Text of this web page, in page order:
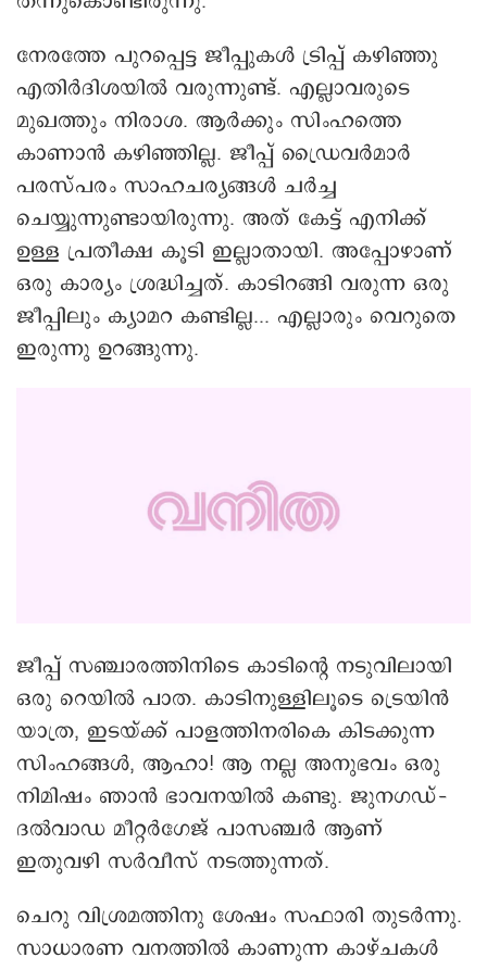
നേരത്തേ പുറപ്പെട്ട ജീപ്പുകൾ ട്രിപ്പ്‌ കഴിഞ്ഞു
എതിർദിശയിൽ വരുന്നുണ്ട്. എല്ലാവരുടെ
മുഖത്തും നിരാശ. ആർക്കും സിംഹത്തെ
കാണാൻ കഴിഞ്ഞില്ല. ജീപ്പ് ഡ്രൈവർമാർ
പരസ്പരം സാഹചര്യങ്ങൾ ചർച്ച
ചെയ്യുന്നുണ്ടായിരുന്നു. അത് കേട്ട് എനിക്ക്
ഉള്ള പ്രതീക്ഷ കൂടി ഇല്ലാതായി. അപ്പോഴാണ്
ഒരു കാര്യം ശ്രദ്ധിച്ചത്. കാടിറങ്ങി വരുന്ന ഒരു
ജീപ്പിലും ക്യാമറ കണ്ടില്ല... എല്ലാരും വെറുതെ
ഇരുന്നു ഉറങ്ങുന്നു.
ഒരു റെയിൽ പാത. കാടിനുള്ളിലൂടെ ട്രെയിൻ
യാത്ര, ഇടയ്ക്ക് പാളത്തിനരികെ കിടക്കുന്ന
സിംഹങ്ങൾ, ആഹാ! ആ നല്ല അനുഭവം ഒരു
നിമിഷം ഞാൻ ഭാവനയിൽ കണ്ടു. ജുനഗഡ്–
ദൽവാഡ മീറ്റർഗേജ് പാസഞ്ചർ ആണ്
ഇതുവഴി സർവീസ് നടത്തുന്നത്.
സാധാരണ വനത്തിൽ കാണുന്ന കാഴ്ചകൾ
മാത്രം. ഒന്നും വലിയ ആവേശം തന്നില്ല.